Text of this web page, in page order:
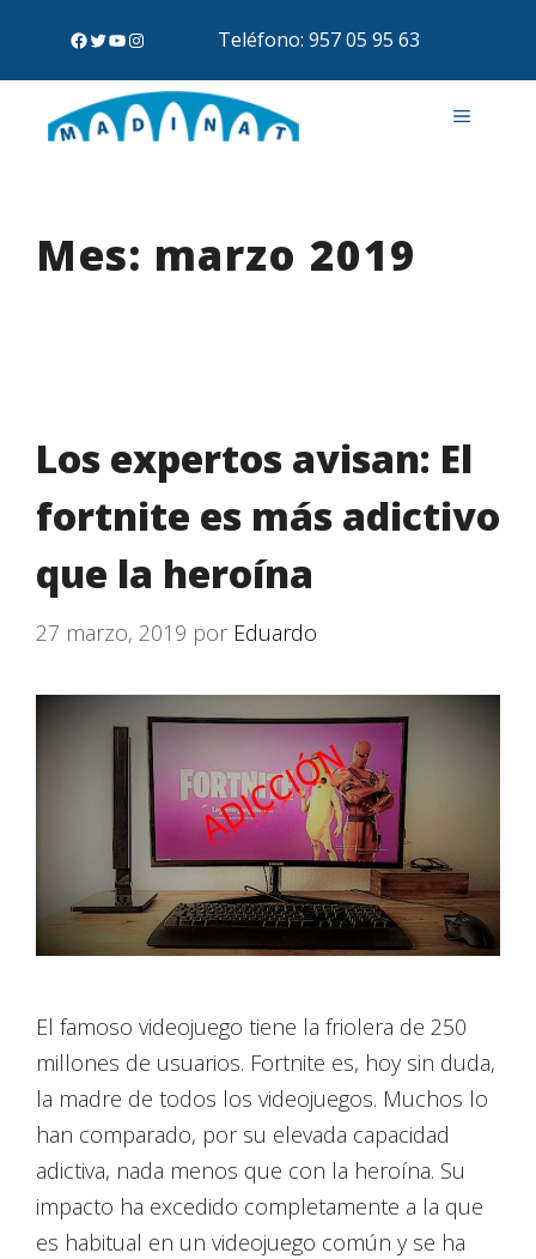
Teléfono: 957 05 95 63
Mes: marzo 2019
Los expertos avisan: El
fortnite es más adictivo
que la heroína
27 marzo, 2019 por Eduardo
El famoso videojuego tiene la friolera de 250
millones de usuarios. Fortnite es, hoy sin duda,
la madre de todos los videojuegos. Muchos lo
han comparado, por su elevada capacidad
adictiva, nada menos que con la heroína. Su
impacto ha excedido completamente a la que
es habitual en un videojuego común y se ha